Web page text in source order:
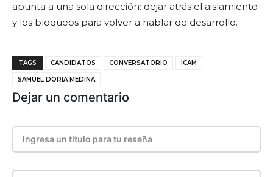
apunta a una sola dirección: dejar atrás el aislamiento
y los bloqueos para volver a hablar de desarrollo.
TAGS CANDIDATOS CONVERSATORIO ICAM
SAMUEL DORIA MEDINA
Dejar un comentario